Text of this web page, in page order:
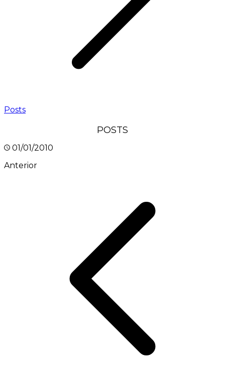
Posts
POSTS
01/01/2010
Anterior